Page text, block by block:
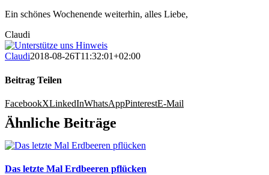
Ein schönes Wochenende weiterhin, alles Liebe,
Claudi
Claudi2018-08-26T11:32:01+02:00
Beitrag Teilen
FacebookXLinkedInWhatsAppPinterestE-Mail
Ähnliche Beiträge
Das letzte Mal Erdbeeren pflücken